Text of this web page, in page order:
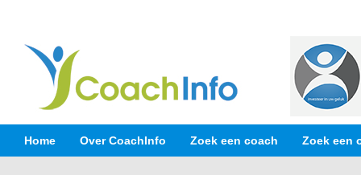
Home Over CoachInfo Zoek een coach Zoek een